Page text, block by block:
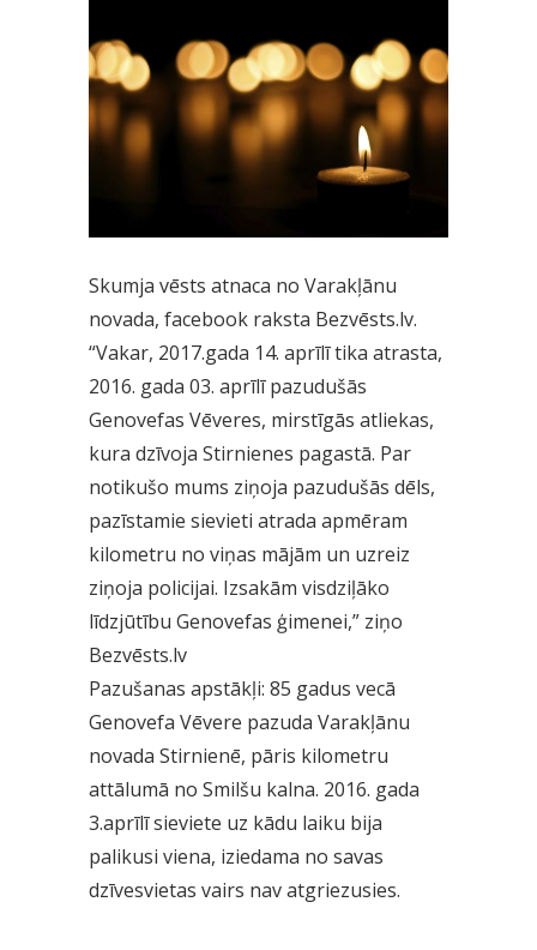
Skumja vēsts atnaca no Varakļānu
novada, facebook raksta Bezvēsts.lv.
“Vakar, 2017.gada 14. aprīlī tika atrasta,
2016. gada 03. aprīlī pazudušās
Genovefas Vēveres, mirstīgās atliekas,
kura dzīvoja Stirnienes pagastā. Par
notikušo mums ziņoja pazudušās dēls,
pazīstamie sievieti atrada apmēram
kilometru no viņas mājām un uzreiz
ziņoja policijai. Izsakām visdziļāko
līdzjūtību Genovefas ģimenei,” ziņo
Bezvēsts.lv
Pazušanas apstākļi: 85 gadus vecā
Genovefa Vēvere pazuda Varakļānu
novada Stirnienē, pāris kilometru
attālumā no Smilšu kalna. 2016. gada
3.aprīlī sieviete uz kādu laiku bija
palikusi viena, iziedama no savas
dzīvesvietas vairs nav atgriezusies.